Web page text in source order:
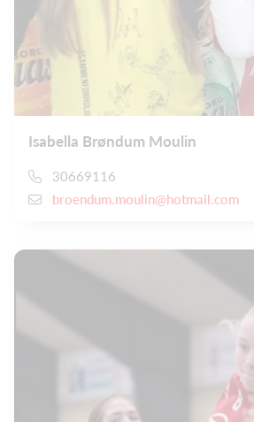
Isabella Brøndum Moulin
30669116
broendum.moulin@hotmail.com